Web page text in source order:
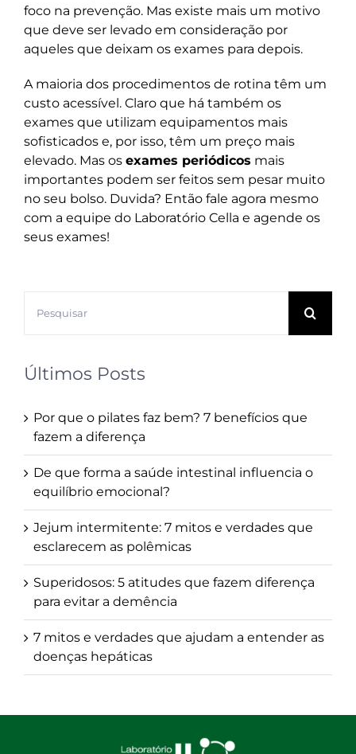
foco na prevenção. Mas existe mais um motivo
que deve ser levado em consideração por
aqueles que deixam os exames para depois.
A maioria dos procedimentos de rotina têm um
custo acessível. Claro que há também os
exames que utilizam equipamentos mais
sofisticados e, por isso, têm um preço mais
elevado. Mas os exames periódicos mais
importantes podem ser feitos sem pesar muito
no seu bolso. Duvida? Então fale agora mesmo
com a equipe do Laboratório Cella e agende os
seus exames!
resultados
Últimos Posts
Por que o pilates faz bem? 7 benefícios que
fazem a diferença
De que forma a saúde intestinal influencia o
equilíbrio emocional?
Jejum intermitente: 7 mitos e verdades que
esclarecem as polêmicas
Superidosos: 5 atitudes que fazem diferença
para evitar a demência
7 mitos e verdades que ajudam a entender as
doenças hepáticas